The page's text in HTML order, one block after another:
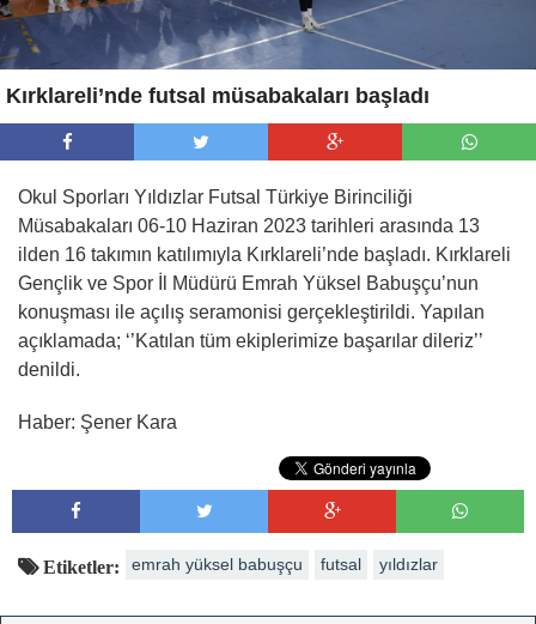
Kırklareli’nde futsal müsabakaları başladı
Okul Sporları Yıldızlar Futsal Türkiye Birinciliği
Müsabakaları 06-10 Haziran 2023 tarihleri arasında 13
ilden 16 takımın katılımıyla Kırklareli’nde başladı. Kırklareli
Gençlik ve Spor İl Müdürü Emrah Yüksel Babuşçu’nun
konuşması ile açılış seramonisi gerçekleştirildi. Yapılan
açıklamada; ‘’Katılan tüm ekiplerimize başarılar dileriz’’
denildi.
Haber: Şener Kara
Etiketler: emrah yüksel babuşçu futsal yıldızlar